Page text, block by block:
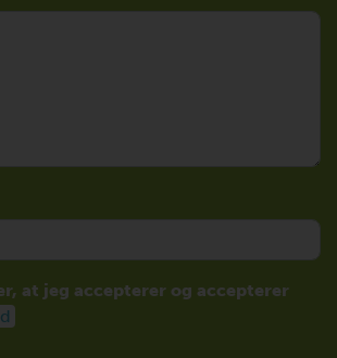
at jeg accepterer og accepterer